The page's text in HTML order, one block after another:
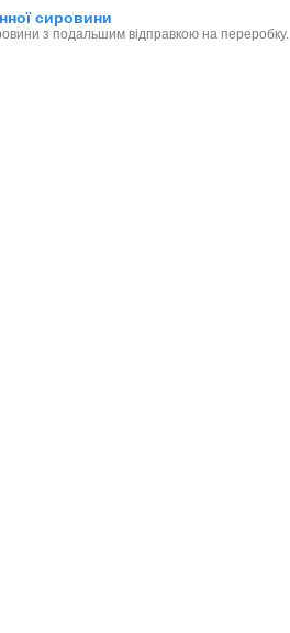
сировини
з подальшим відправкою на переробку.